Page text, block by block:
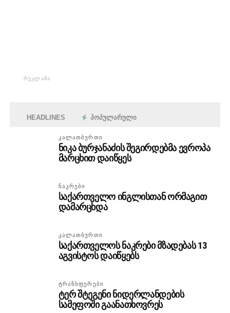
ᲠᲔᲙᲚᲐᲛᲐ
HEADLINES ᲞᲝᲞᲣᲚᲐᲠᲣᲚᲘ
ᲙᲐᲚᲐᲗᲑᲣᲠᲗᲘ
ნიკა ბურჯანაძის შეგირდებმა ევროპა
მარცხით დაიწყეს
ᲜᲐᲙᲠᲔᲑᲘ
საქართველო ინგლისთან ორმაგით
დამარცხდა
ᲙᲐᲚᲐᲗᲑᲣᲠᲗᲘ
საქართველოს ნაკრები მზადებას 13
აგვისტოს დაიწყებს
ᲢᲠᲐᲜᲡᲤᲔᲠᲔᲑᲘ
ტერ შტეგენი ნიდერლანდების
სამეფოში გაანათხოვრეს